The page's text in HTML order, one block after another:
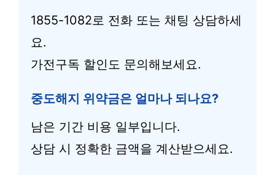
1855-1082로 전화 또는 채팅 상담하세
요.
가전구독 할인도 문의해보세요.
중도해지 위약금은 얼마나 되나요?
남은 기간 비용 일부입니다.
상담 시 정확한 금액을 계산받으세요.